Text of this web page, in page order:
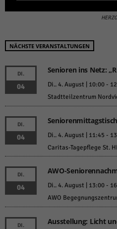
NÄCHSTE VERANSTALTUNGEN
DI.
04
Senioren ins Netz:
Di.. 4. August | 10:00-
Stadtteilzentrum
DI.
04 Di.. 4. August | 11:45 -
Caritas-Tagepflege St.
DI.
04
AWO-
Di.. 4. August | 13:00-
AWO
DI. Ausstellung: Licht